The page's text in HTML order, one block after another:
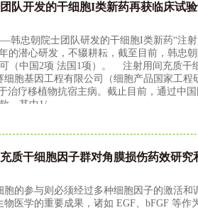
队开发的干细胞I类新药再获临床试
忠朝院士团队研发的干细胞I类新药“注
的潜心研发，不辍耕耘，截至目前，韩忠
（中国2项 法国1项）。 注射用间充质干
胞基因工程有限公司（细胞产品国家工程
治疗移植物抗宿主病。截止目前，通过中
。其中1/
质干细胞因子群对角膜损伤药效研究
的参与则必须经过多种细胞因子的激活和
医学的重要成果，诸如 EGF、bFGF 等作